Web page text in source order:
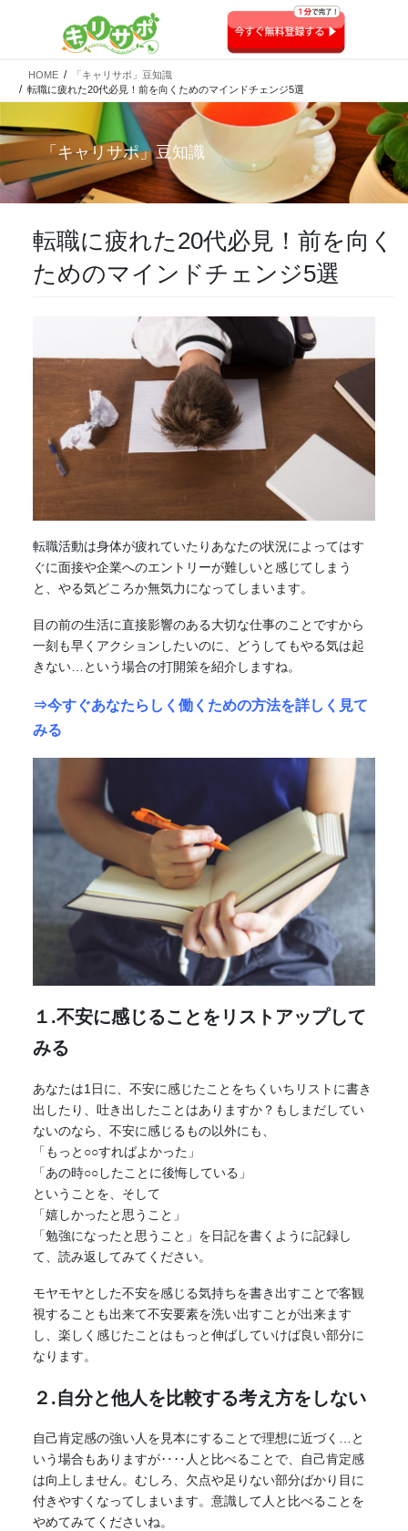
HOME
「キャリサポ」豆知識
転職に疲れた20代必見！前を向くためのマインドチェンジ5選
「キャリサポ」豆知識
転職に疲れた20代必見！前を向く
ためのマインドチェンジ5選
転職活動は身体が疲れていたりあなたの状況によってはす
ぐに面接や企業へのエントリーが難しいと感じてしまう
と、やる気どころか無気力になってしまいます。
目の前の生活に直接影響のある大切な仕事のことですから
一刻も早くアクションしたいのに、どうしてもやる気は起
きない…という場合の打開策を紹介しますね。
⇒今すぐあなたらしく働くための方法を詳しく見て
みる
１.不安に感じることをリストアップして
みる
あなたは1日に、不安に感じたことをちくいちリストに書き
出したり、吐き出したことはありますか？もしまだしてい
ないのなら、不安に感じるもの以外にも、
「もっと○○すればよかった」
「あの時○○したことに後悔している」
ということを、そして
「嬉しかったと思うこと」
「勉強になったと思うこと」を日記を書くように記録し
て、読み返してみてください。
モヤモヤとした不安を感じる気持ちを書き出すことで客観
視することも出来て不安要素を洗い出すことが出来ます
し、楽しく感じたことはもっと伸ばしていけば良い部分に
なります。
２.自分と他人を比較する考え方をしない
自己肯定感の強い人を見本にすることで理想に近づく…と
いう場合もありますが‥‥人と比べることで、自己肯定感
は向上しません。むしろ、欠点や足りない部分ばかり目に
付きやすくなってしまいます。意識して人と比べることを
やめてみてくださいね。